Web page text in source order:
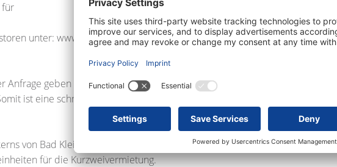
für
unter: www.timum.at/zelzer/vermoegensberatung
Anfrage geben Sie uns bitte bekannt, ob Sie als Anleger oder Endverbraucher
ist eine schnelle Beantwortung gewährleistet.
von Bad Kleinkirchheim befindet sich diese moderne Wohnanlage mit
für die Kurzweivermietung.